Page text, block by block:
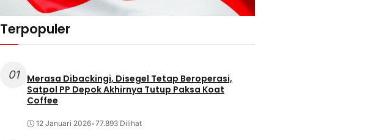
Terpopuler
01
Merasa Dibackingi, Disegel Tetap Beroperasi,
Satpol PP Depok Akhirnya Tutup Paksa Koat
Coffee
12 Januari 2026•77.893 Dilihat